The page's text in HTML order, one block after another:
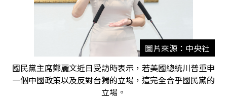
圖片來源：中央社
國民黨主席鄭麗文近日受訪時表示，若美國總統川普重申
一個中國政策以及反對台獨的立場，這完全合乎國民黨的
立場。